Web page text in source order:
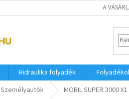
A
Hidraulika folyadék
Személyautók MOBIL SUPER 3000